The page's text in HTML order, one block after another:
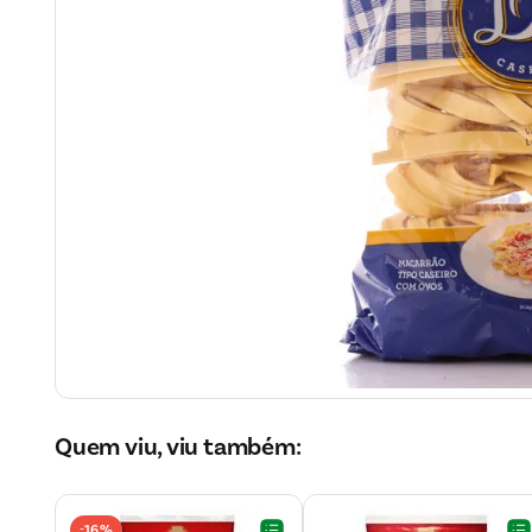
Quem viu, viu também: